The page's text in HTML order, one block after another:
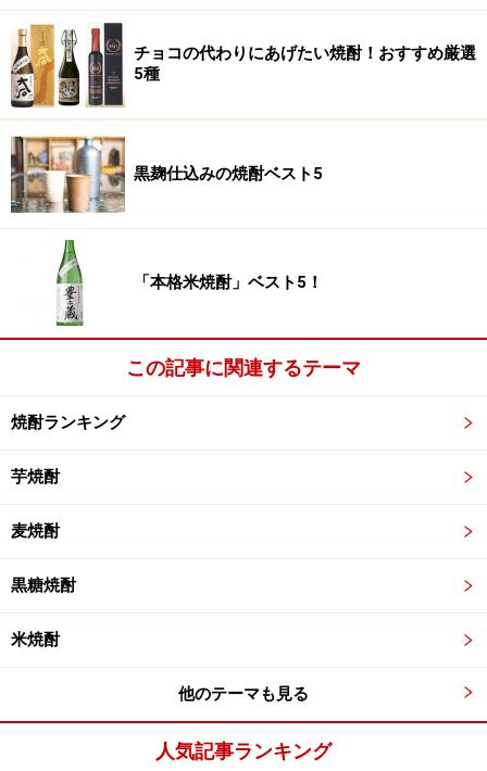
チョコの代わりにあげたい焼酎！おすすめ厳選
5種
黒麹仕込みの焼酎ベスト5
「本格米焼酎」ベスト5！
この記事に関連するテーマ
焼酎ランキング
芋焼酎
麦焼酎
黒糖焼酎
米焼酎
他のテーマも見る
人気記事ランキング